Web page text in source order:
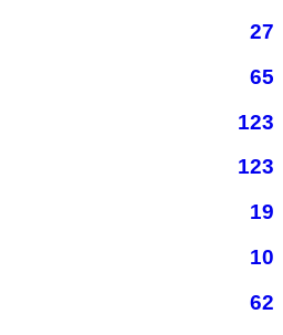
27
65
123
123
19
10
62